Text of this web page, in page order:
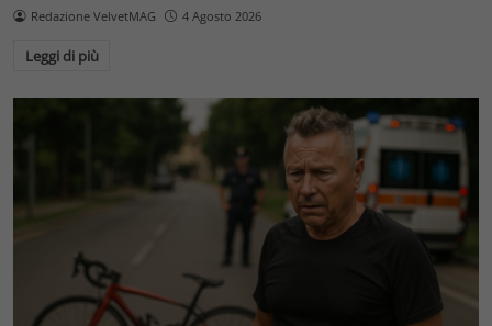
Redazione VelvetMAG 4 Agosto 2026
Leggi di più